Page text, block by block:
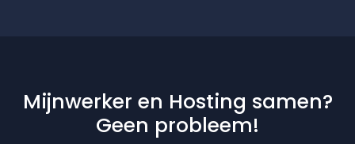
Mijnwerker en Hosting samen?
Geen probleem!